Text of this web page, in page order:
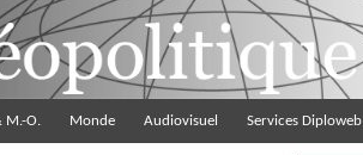
M.-O. Monde Audiovisuel Services Diploweb